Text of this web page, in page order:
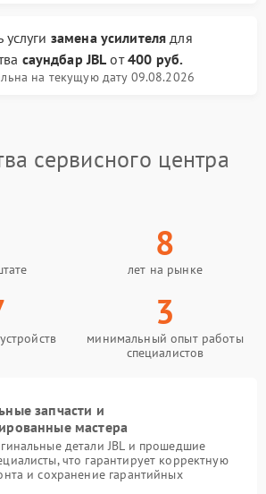
услуги замена усилителя для
саундбар JBL от400 руб.
на текущую дату 09.08.2026
сервисного центра
8
лет на рынке
3
минимальный опыт работы
специалистов
запчасти и
мастера
детали JBL и прошедшие
что гарантирует корректную
и сохранение гарантийных